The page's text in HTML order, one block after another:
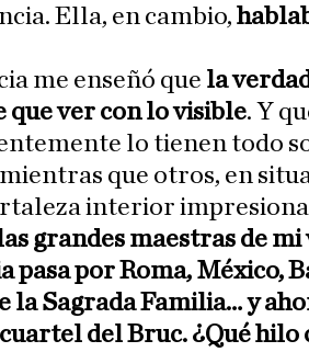
Ella, en cambio,
me enseñó que la
que ver con lo visible. Y
lo tienen todo
que otros, en
interior
grandes maestras de mi
pasa por Roma, México,
la Sagrada Familia… y
del Bruc. ¿Qué hilo